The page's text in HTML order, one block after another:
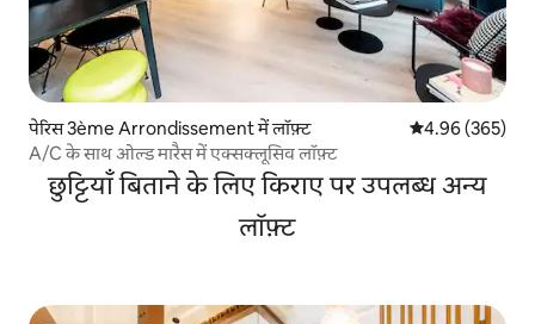
पेरिस 3ème Arrondissement में लॉफ़्ट औसत रेटिंग 5 में से
4.96 (365)
A/C के साथ ओल्ड मारैस में एक्सक्लूसिव लॉफ़्ट
छुट्टियाँ बिताने के लिए किराए पर उपलब्ध अन्य
लॉफ़्ट